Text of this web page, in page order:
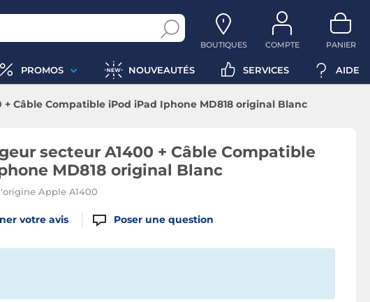
BOUTIQUES COMPTE PANIER
PROMOS NOUVEAUTÉS SERVICES AIDE
Câble Compatible iPod iPad Iphone MD818 original Blanc
secteur A1400 + Câble Compatible
MD818 original Blanc
Apple A1400
votre avis Poser une question